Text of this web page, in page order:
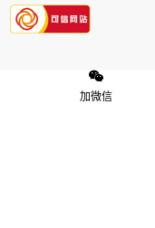
加微信